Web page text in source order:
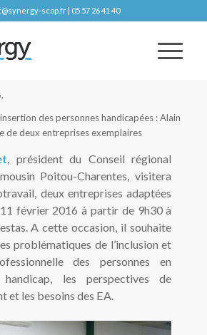
scop.fr | 05 57 26 41 40
des personnes handicapées : Alain
de deux entreprises exemplaires
, président du Conseil régional
Poitou-Charentes, visitera
deux entreprises adaptées
février 2016 à partir de 9h30 à
A cette occasion, il souhaite
problématiques de l’inclusion et
des personnes en
les perspectives de
et les besoins des EA.